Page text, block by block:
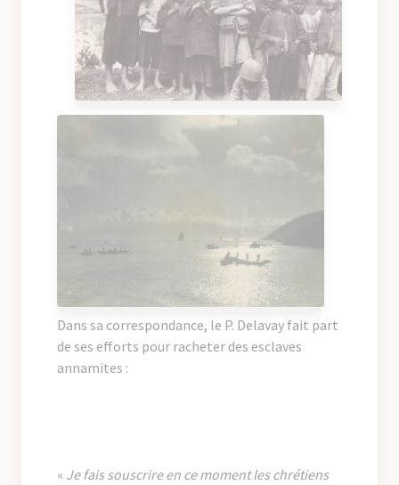
Dans sa correspondance, le P. Delavay fait part
de ses efforts pour racheter des esclaves
annamites :
« Je fais souscrire en ce moment les chrétiens